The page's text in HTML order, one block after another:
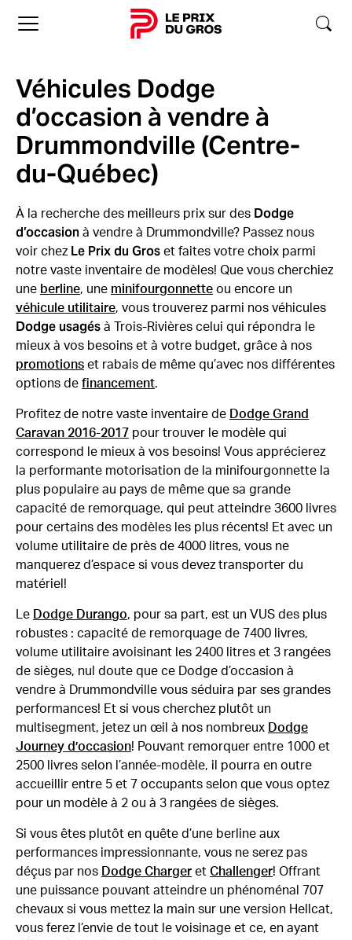
Accueil
Véhicules Dodge
d’occasion à vendre à
Drummondville (Centre-
du-Québec)
À la recherche des meilleurs prix sur des Dodge
d’occasion à vendre à Drummondville? Passez nous
voir chez Le Prix du Gros et faites votre choix parmi
notre vaste inventaire de modèles! Que vous cherchiez
une berline, une minifourgonnette ou encore un
véhicule utilitaire, vous trouverez parmi nos véhicules
Dodge usagés à Trois-Rivières celui qui répondra le
mieux à vos besoins et à votre budget, grâce à nos
promotions et rabais de même qu’avec nos différentes
options de financement.
Profitez de notre vaste inventaire de Dodge Grand
Caravan 2016-2017 pour trouver le modèle qui
correspond le mieux à vos besoins! Vous apprécierez
la performante motorisation de la minifourgonnette la
plus populaire au pays de même que sa grande
capacité de remorquage, qui peut atteindre 3600 livres
pour certains des modèles les plus récents! Et avec un
volume utilitaire de près de 4000 litres, vous ne
manquerez d’espace si vous devez transporter du
matériel!
Le Dodge Durango, pour sa part, est un VUS des plus
robustes : capacité de remorquage de 7400 livres,
volume utilitaire avoisinant les 2400 litres et 3 rangées
de sièges, nul doute que ce Dodge d’occasion à
vendre à Drummondville vous séduira par ses grandes
performances! Et si vous cherchez plutôt un
multisegment, jetez un œil à nos nombreux Dodge
Journey d’occasion! Pouvant remorquer entre 1000 et
2500 livres selon l’année-modèle, il pourra en outre
accueillir entre 5 et 7 occupants selon que vous optez
pour un modèle à 2 ou à 3 rangées de sièges.
Si vous êtes plutôt en quête d’une berline aux
performances impressionnante, vous ne serez pas
déçus par nos Dodge Charger et Challenger! Offrant
une puissance pouvant atteindre un phénoménal 707
chevaux si vous mettez la main sur une version Hellcat,
vous ferez l’envie de tout le voisinage et ce, en ayant